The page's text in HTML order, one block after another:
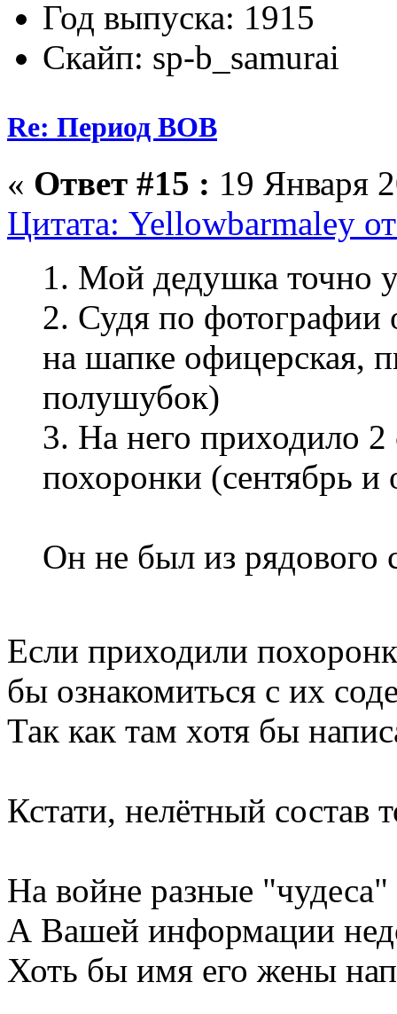
Год выпуска: 1915
Скайп: sp-b_samurai
Re: Период ВОВ
« Ответ #15 : 19 Января
Цитата: Yellowbarmaley
1. Мой дедушка точно
2. Судя по фотографии
на шапке офицерская,
полушубок)
3. На него приходило
похоронки (сентябрь и
Он не был из рядового
Если приходили
бы ознакомиться с их
Так как там хотя бы
Кстати, нелётный
На войне разные "чудеса"
А Вашей информации
Хоть бы имя его жены